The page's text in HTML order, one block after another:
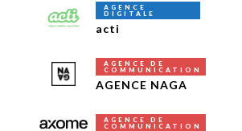
AGENCE
DIGITALE
acti
AGENCE DE
COMMUNICATION
AGENCE NAGA
AGENCE DE
COMMUNICATION